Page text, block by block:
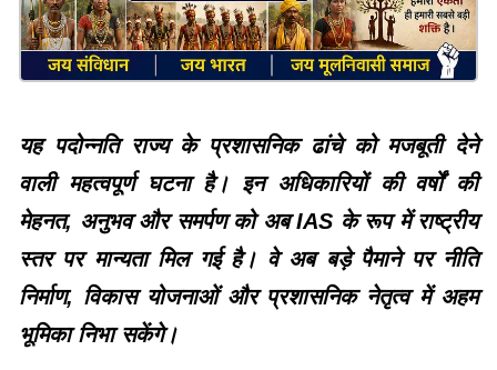
यह पदोन्नति राज्य के प्रशासनिक ढांचे को मजबूती देने
वाली महत्वपूर्ण घटना है। इन अधिकारियों की वर्षों की
मेहनत, अनुभव और समर्पण को अब IAS के रूप में राष्ट्रीय
स्तर पर मान्यता मिल गई है। वे अब बड़े पैमाने पर नीति
निर्माण, विकास योजनाओं और प्रशासनिक नेतृत्व में अहम
भूमिका निभा सकेंगे।